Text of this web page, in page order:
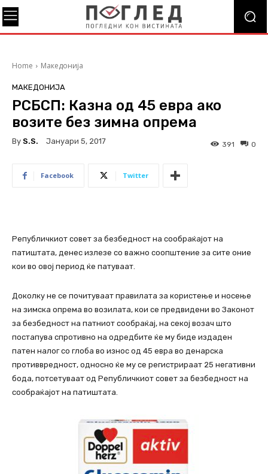
Home Македонија
МАКЕДОНИЈА
РСБСП: Казна од 45 евра ако
возите без зимна опрема
By S.s. Јануари 5, 2017 0
391
Facebook Twitter
Републичкиот совет за безбедност на сообраќајот на
патиштата, денес излезе со важно соопштение за сите оние
кои во овој период ќе патуваат.
Доколку не се почитуваат правилата за користење и носење
на зимска опрема во возилата, кои се предвидени во Законот
за безбедност на патниот сообраќај, на секој возач што
постапува спротивно на одредбите ќе му биде издаден
патен налог со глоба во износ од 45 евра во денарска
противвредност, односно ќе му се регистрираат 25 негативни
бода, потсетуваат од Републичкиот совет за безбедност на
сообраќајот на патиштата.